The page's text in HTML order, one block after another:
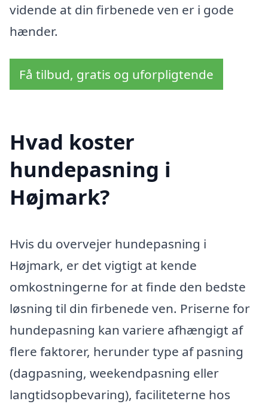
vidende at din firbenede ven er i gode
hænder.
Få tilbud, gratis og uforpligtende
Hvad koster
hundepasning i
Højmark?
Hvis du overvejer hundepasning i
Højmark, er det vigtigt at kende
omkostningerne for at finde den bedste
løsning til din firbenede ven. Priserne for
hundepasning kan variere afhængigt af
flere faktorer, herunder type af pasning
(dagpasning, weekendpasning eller
langtidsopbevaring), faciliteterne hos